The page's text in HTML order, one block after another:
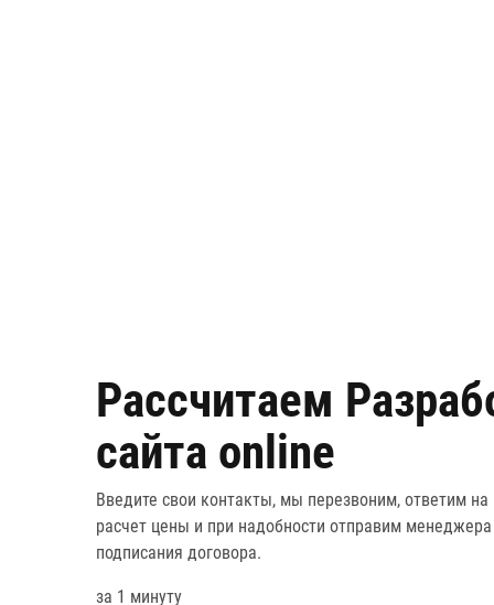
Рассчитаем
сайта online
Введите свои контакты, мы перезвоним, ответим на
расчет цены и при надобности отправим
подписания договора.
за 1 минуту